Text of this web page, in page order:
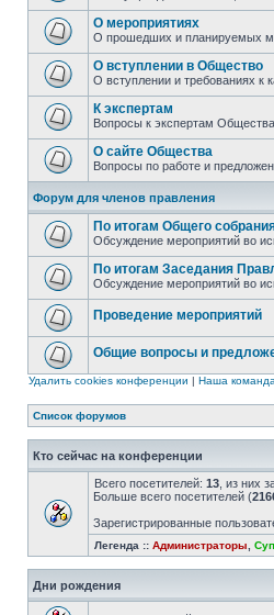
О мероприятиях
О прошедших и планируемых
О вступлении в Общество
О вступлении и требованиях к
К экспертам
Вопросы к экспертам Общества
О сайте Общества
Вопросы по работе и
Форум для членов правления
По итогам Общего
Обсуждение мероприятий во
По итогам Заседания
Обсуждение мероприятий во
Проведение мероприятий
Общие вопросы и
Удалить cookies конференции | Наша команда
Список форумов
Кто сейчас на конференции
Всего посетителей: 13 , из них
Больше всего посетителей (
Зарегистрированные
Легенда :: Администраторы
Дни рождения